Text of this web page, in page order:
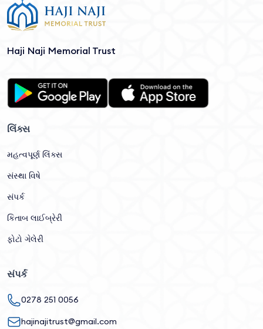
Haji Naji Memorial Trust
લિંક્સ
મહત્વપૂર્ણ લિંક્સ
સંસ્થા વિષે
સંપર્ક
કિતાબ લાઈબ્રેરી
ફોટો ગેલેરી
સંપર્ક
0278 251 0056
hajinajitrust@gmail.com